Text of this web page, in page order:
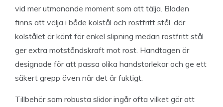
vid mer utmanande moment som att tälja. Bladen
finns att välja i både kolstål och rostfritt stål, där
kolstålet är känt för enkel slipning medan rostfritt stål
ger extra motståndskraft mot rost. Handtagen är
designade för att passa olika handstorlekar och ge ett
säkert grepp även när det är fuktigt.
Tillbehör som robusta slidor ingår ofta vilket gör att